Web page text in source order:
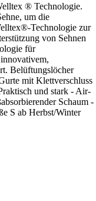
® Technologie.
um die
Technologie zur
von Sehnen
für
Belüftungslöcher
mit Klettverschluss
und stark - Air-
Schaum -
S ab Herbst/Winter